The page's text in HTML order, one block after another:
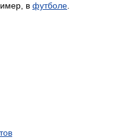
в футболе